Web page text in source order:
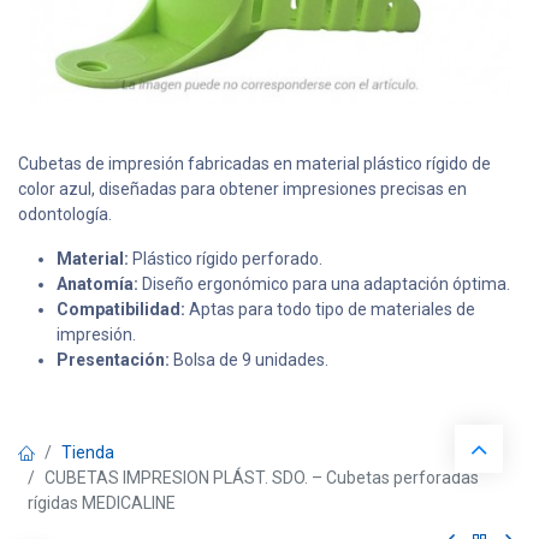
Cubetas de impresión fabricadas en material plástico rígido de
color azul, diseñadas para obtener impresiones precisas en
odontología.
Material: Plástico rígido perforado.
Anatomía: Diseño ergonómico para una adaptación óptima.
Compatibilidad: Aptas para todo tipo de materiales de
impresión.
Presentación: Bolsa de 9 unidades.
Tienda
CUBETAS IMPRESION PLÁST. SDO. – Cubetas perforadas
rígidas MEDICALINE